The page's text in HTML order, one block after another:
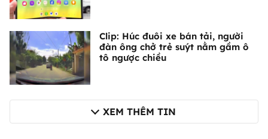
Clip: Húc đuôi xe bán tải, người
đàn ông chở trẻ suýt nằm gầm ô
tô ngược chiều
XEM THÊM TIN